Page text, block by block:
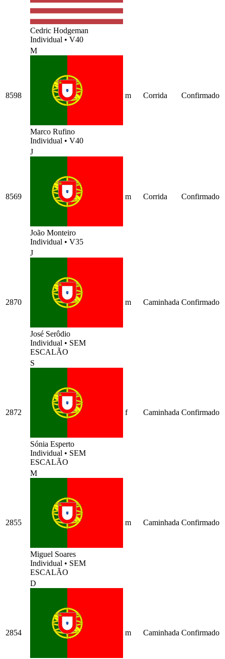
Cedric Hodgeman
Individual • V40
8598
M
Marco Rufino
Individual • V40
m Corrida Confirmado
8569
J
João Monteiro
Individual • V35
m Corrida Confirmado
2870
J
José Serôdio
Individual • SEM
ESCALÃO
m Caminhada Confirmado
2872
S
Sónia Esperto
Individual • SEM
ESCALÃO
f Caminhada Confirmado
2855
M
Miguel Soares
Individual • SEM
ESCALÃO
m Caminhada Confirmado
2854
D
m Caminhada Confirmado